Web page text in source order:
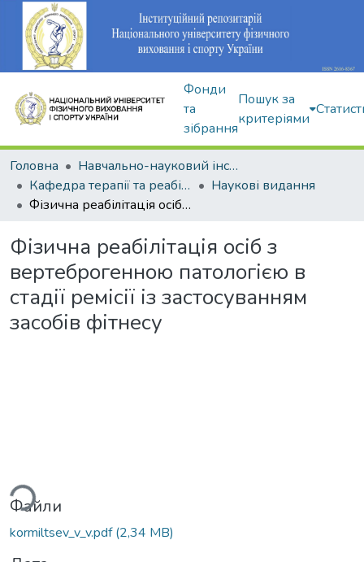
Фонди
та
зібрання
Пошук за
критеріями
Головна
Навчально-науковий інститут здоров'я, реабілітації та фізичного виховання
Кафедра терапії та реабілітації
Наукові видання
Фізична реабілітація осіб з вертеброгенною патологією в стадії ремісії із застосуванням засобів фітнесу
Фізична реабілітація осіб з
вертеброгенною патологією в
стадії ремісії із застосуванням
засобів фітнесу
Файли
kormiltsev_v_v.pdf(2,34 MB)